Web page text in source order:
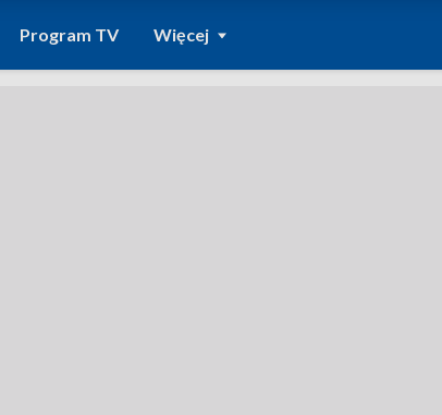
Program TV Więcej